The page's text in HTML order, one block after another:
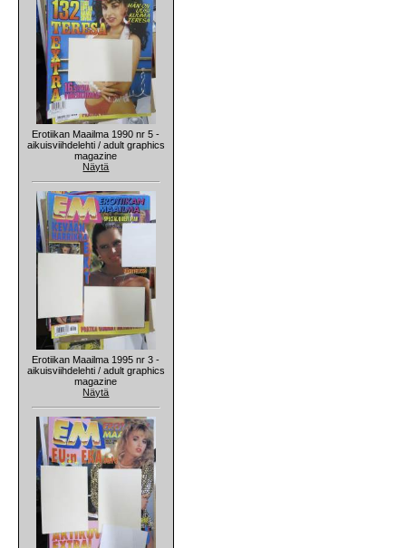
Erotiikan Maailma 1990 nr 5 -
aikuisviihdelehti / adult graphics
magazine
Näytä
Erotiikan Maailma 1995 nr 3 -
aikuisviihdelehti / adult graphics
magazine
Näytä